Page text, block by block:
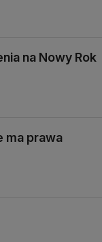
na Nowy Rok
ma prawa